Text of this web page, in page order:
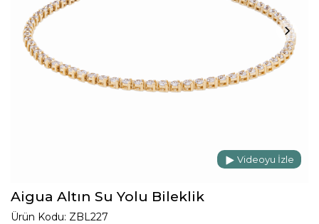
Videoyu İzle
Aigua Altın Su Yolu Bileklik
Ürün Kodu: ZBL227